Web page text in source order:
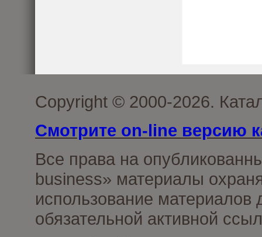
Copyright © 2000-2026.
Смотрите on-line версию
Все права на
business» материалы
использование материалов
обязательной активной